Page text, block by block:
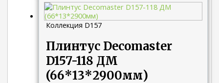
Коллекция D157
Плинтус Decomaster
D157-118 ДМ
(66*13*2900мм)